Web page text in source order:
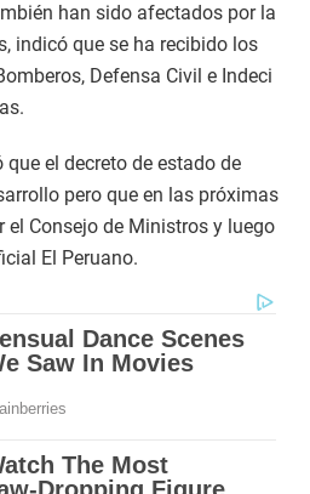
han sido afectados por la
indicó que se ha recibido los
Defensa Civil e Indeci
el decreto de estado de
pero que en las próximas
el Consejo de Ministros y luego
El Peruano.